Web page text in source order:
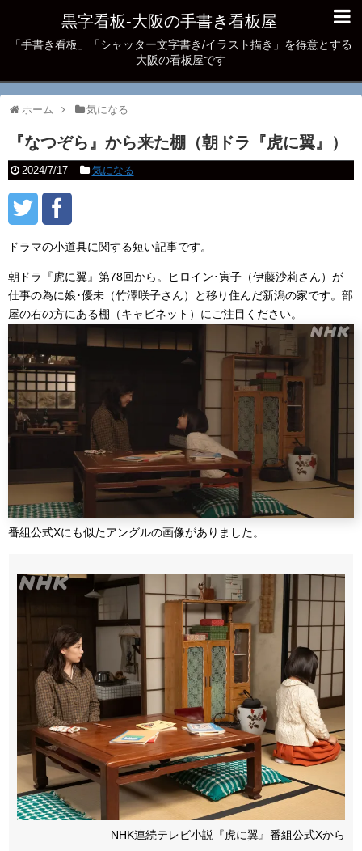
黒字看板‐大阪の手書き看板屋
「手書き看板」「シャッター文字書き/イラスト描き」を得意とする
大阪の看板屋です
ホーム 気になる
『なつぞら』から来た棚（朝ドラ『虎に翼』）
2024/7/17 気になる
ドラマの小道具に関する短い記事です。
朝ドラ『虎に翼』第78回から。ヒロイン･寅子（伊藤沙莉さん）が
仕事の為に娘･優未（竹澤咲子さん）と移り住んだ新潟の家です。部
屋の右の方にある棚（キャビネット）にご注目ください。
番組公式Xにも似たアングルの画像がありました。
NHK連続テレビ小説『虎に翼』番組公式Xから